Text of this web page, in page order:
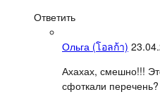
Ответить
Ольга (โอลก้า)
Ахахах, смешно!!!
сфоткали